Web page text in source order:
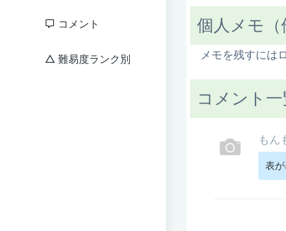
コメント
難易度ランク別
個人メモ（
メモを残すには
コメント一
もん
表が